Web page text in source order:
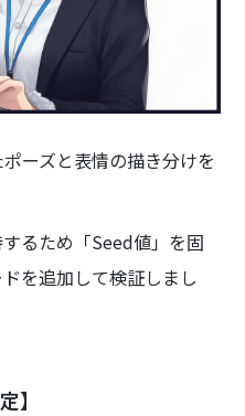
ーズと表情の描き分けを
るため「Seed値」を固
を追加して検証しまし
】